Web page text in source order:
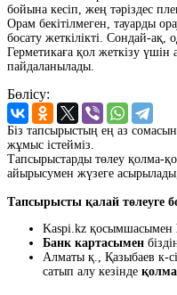
бойына кесіп, жең тәріздес
Орам бекітілмеген, тауарды
босату жеткілікті. Сондай-ақ,
Герметикаға қол жеткізу
пайдаланылады.
Бөлісу:
Біз тапсырыстың ең аз
жұмыс істейміз.
Тапсырыстарды төлеу қолма-
айырысумен жүзеге
Тапсырысты қалай төлеуге
Kaspi.kz қосымшасымен
Банк картасымен
Алматы қ., Қазыбаев к-
сатып алу кезінде